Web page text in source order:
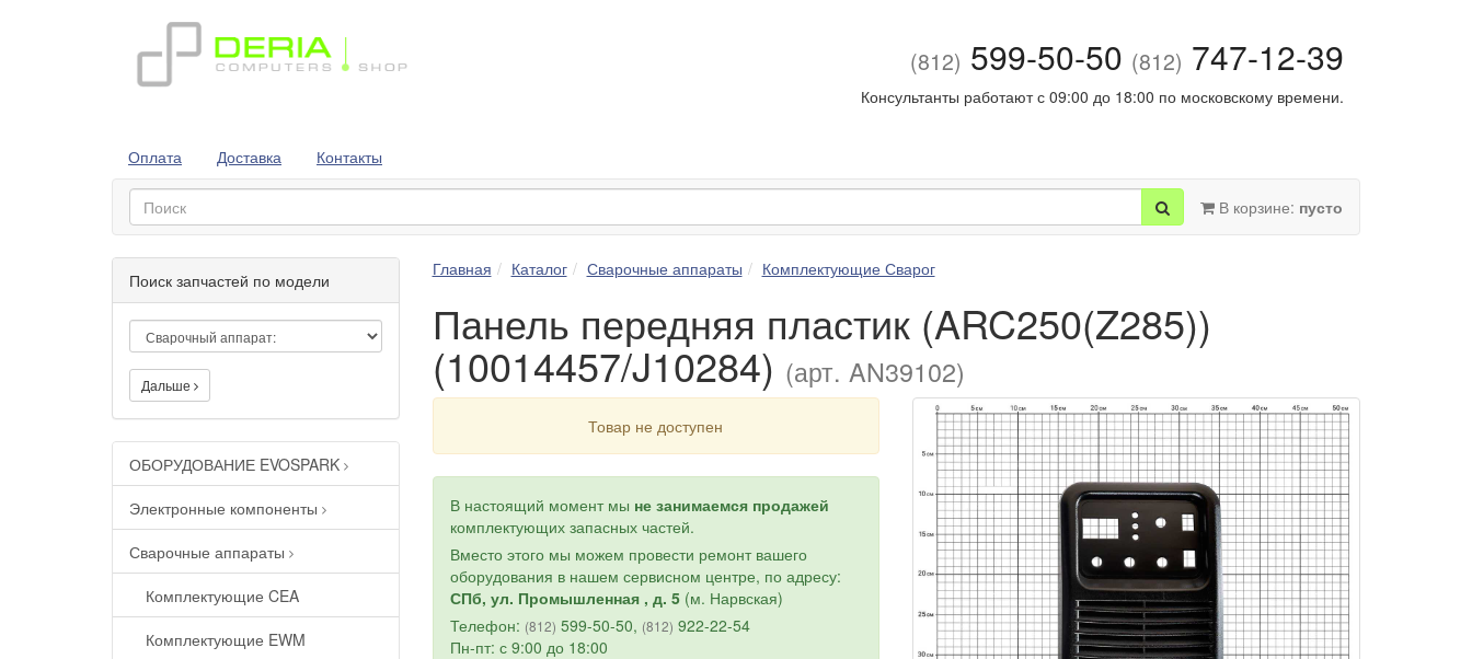
(812) 599-50-50 (812) 747-12-39
Консультанты работают с 09:00 до 18:00 по московскому времени.
Оплата Доставка Контакты
В корзине: пусто
Поиск запчастей по модели
Дальше
ОБОРУДОВАНИЕ EVOSPARK
Электронные компоненты
Сварочные аппараты
Комплектующие CEA
Комплектующие EWM
Главная Каталог Сварочные аппараты Комплектующие Сварог
Панель передняя пластик (ARC250(Z285))
(10014457/J10284) (арт. AN39102)
Товар не доступен
В настоящий момент мы не занимаемся продажей
комплектующих запасных частей.
Вместо этого мы можем провести ремонт вашего
оборудования в нашем сервисном центре, по адресу:
СПб, ул. Промышленная , д. 5(м. Нарвская)
Телефон: (812) 599-50-50, (812) 922-22-54
Пн-пт: с 9:00 до 18:00